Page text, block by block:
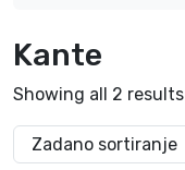
Kante
Showing all 2 results